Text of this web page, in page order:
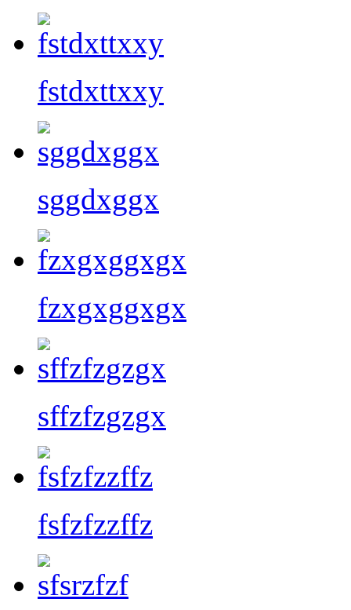
fstdxttxxy
sggdxggx
fzxgxggxgx
sffzfzgzgx
fsfzfzzffz